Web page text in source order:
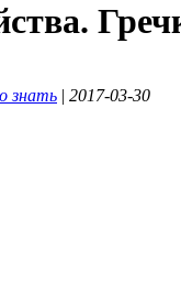
знать | 2017-03-30